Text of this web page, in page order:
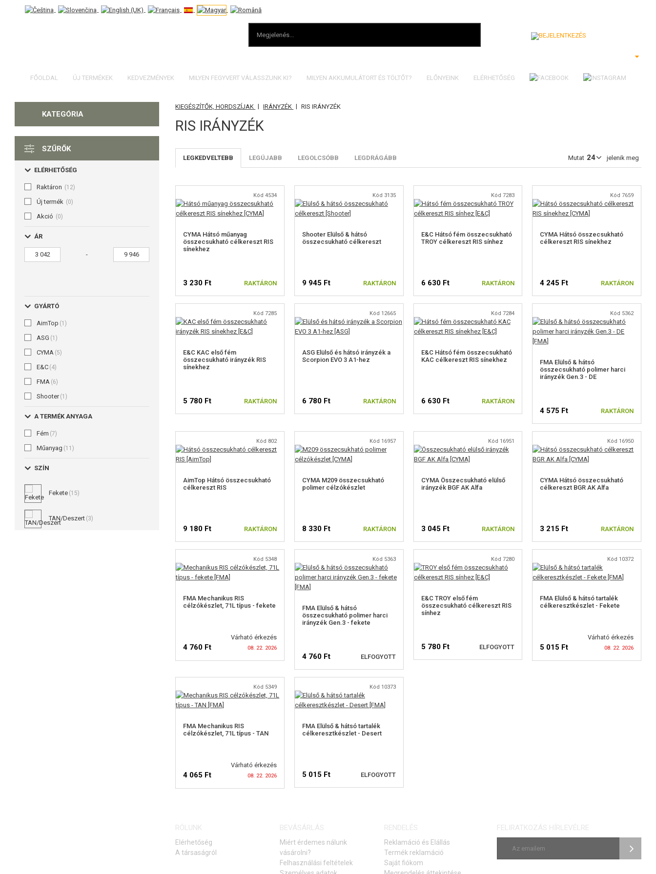
FŐOLDAL ÚJ TERMÉKEK KEDVEZMÉNYEK MILYEN FEGYVERT VÁLASSZUNK KI? MILYEN AKKUMULÁTORT ÉS TÖLTŐT? ELŐNYEINK ELÉRHETŐSÉG
KATEGÓRIA
SZŰRŐK
ELÉRHETŐSÉG
Raktáron (12)
Új termék (0)
Akció (0)
ÁR
-
GYÁRTÓ
AimTop (1)
ASG (1)
CYMA (5)
E&C (4)
FMA (6)
Shooter (1)
A TERMÉK ANYAGA
Fém (7)
Műanyag (11)
SZÍN
Fekete (15)
TAN/Deszert (3)
KIEGÉSZÍTŐK, HORDSZÍJAK | IRÁNYZÉK | RIS IRÁNYZÉK
RIS IRÁNYZÉK
Mutat jelenik meg
LEGKEDVELTEBB LEGÚJABB LEGOLCSÓBB LEGDRÁGÁBB
Kód 4534
CYMA Hátsó műanyag
összecsukható célkereszt RIS
sínekhez
3 230 Ft RAKTÁRON
Kód 3135
Shooter Elülső & hátsó
összecsukható célkereszt
9 945 Ft RAKTÁRON
Kód 7283
E&C Hátsó fém összecsukható
TROY célkereszt RIS sínhez
6 630 Ft RAKTÁRON
Kód 7659
CYMA Hátsó összecsukható
célkereszt RIS sínekhez
4 245 Ft RAKTÁRON
Kód 7285
E&C KAC első fém
összecsukható irányzék RIS
sínekhez
5 780 Ft RAKTÁRON
Kód 12665
ASG Elülső és hátsó irányzék a
Scorpion EVO 3 A1-hez
6 780 Ft RAKTÁRON
Kód 7284
E&C Hátsó fém összecsukható
KAC célkereszt RIS sínekhez
6 630 Ft RAKTÁRON
Kód 5362
FMA Elülső & hátsó
összecsukható polimer harci
irányzék Gen.3 - DE
4 575 Ft RAKTÁRON
Kód 802
AimTop Hátsó összecsukható
célkereszt RIS
9 180 Ft RAKTÁRON
Kód 16957
CYMA M209 összecsukható
polimer célzókészlet
8 330 Ft RAKTÁRON
Kód 16951
CYMA Összecsukható elülső
irányzék BGF AK Alfa
3 045 Ft RAKTÁRON
Kód 16950
CYMA Hátsó összecsukható
célkereszt BGR AK Alfa
3 215 Ft RAKTÁRON
Kód 5348
FMA Mechanikus RIS
célzókészlet, 71L típus - fekete
Várható érkezés
4 760 Ft 08. 22. 2026
ELÉRHETŐSÉGI
FIGYELMEZTETÉS
Kód 5363
FMA Elülső & hátsó
összecsukható polimer harci
irányzék Gen.3 - fekete
4 760 Ft ELFOGYOTT
ELÉRHETŐSÉGI
Kód 7280
E&C TROY első fém
összecsukható célkereszt RIS
sínhez
5 780 Ft ELFOGYOTT
Kód 10372
FMA Elülső & hátsó tartalék
célkeresztkészlet - Fekete
Várható érkezés
5 015 Ft 08. 22. 2026
Kód 5349
FMA Mechanikus RIS
célzókészlet, 71L típus - TAN
Várható érkezés
4 065 Ft 08. 22. 2026
FIGYELMEZTETÉS
Kód 10373
FMA Elülső & hátsó tartalék
célkeresztkészlet - Desert
5 015 Ft ELFOGYOTT
FIGYELMEZTETÉS
RÓLUNK
Elérhetőség
A társaságról
BEVÁSÁRLÁS
Miért érdemes nálunk
vásárolni?
Felhasználási feltételek
RENDELÉS
Reklamáció és Elállás
Termék reklamáció
Saját fiókom
FELIRATKOZÁS HÍRLEVÉLRE